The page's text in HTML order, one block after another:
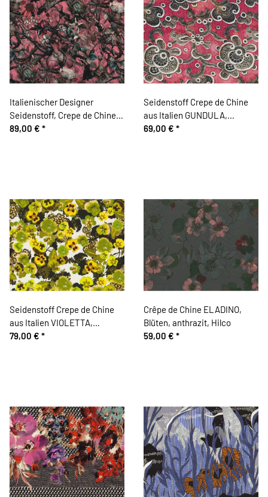
Italienischer Designer
Seidenstoff, Crepe de Chine
ORCHIDEE, Blüten-Vielfalt,
89,00 € *
Seidenstoff Crepe de Chine
aus Italien GUNDULA,
Lochstickerei-Illusion, helles
69,00 € *
Seidenstoff Crepe de Chine
aus Italien VIOLETTA,
Stiefmütterchen, hellgrün-
79,00 € *
Crêpe de Chine ELADINO,
Blüten, anthrazit, Hilco
59,00 € *